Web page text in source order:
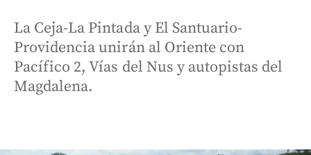
La Ceja-La Pintada y El Santuario-
Providencia unirán al Oriente con
Pacífico 2, Vías del Nus y autopistas del
Magdalena.